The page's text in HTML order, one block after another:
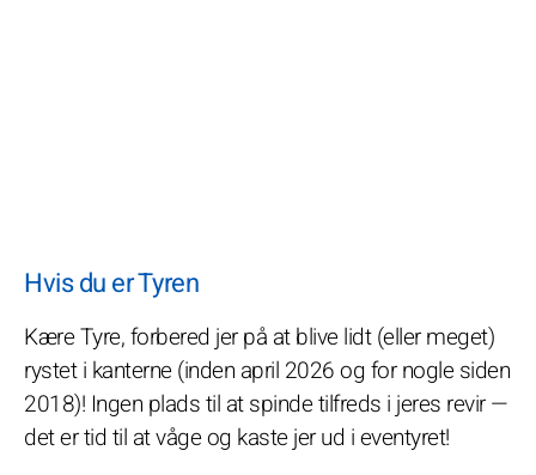
Hvis du er Tyren
Kære Tyre, forbered jer på at blive lidt (eller meget)
rystet i kanterne (inden april 2026 og for nogle siden
2018)! Ingen plads til at spinde tilfreds i jeres revir —
det er tid til at våge og kaste jer ud i eventyret!